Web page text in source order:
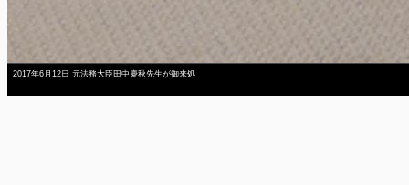
2017年6月12日 元法務大臣田中慶秋先生が御来処